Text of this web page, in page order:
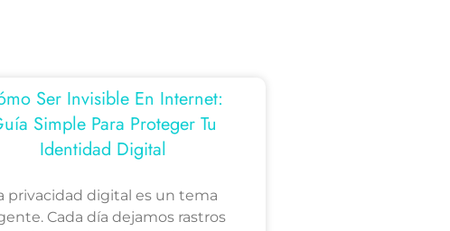
Ser Invisible En Internet:
Simple Para Proteger Tu
Identidad Digital
privacidad digital es un tema
Cada día dejamos rastros